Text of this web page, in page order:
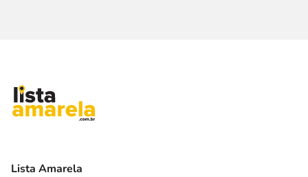
Lista Amarela